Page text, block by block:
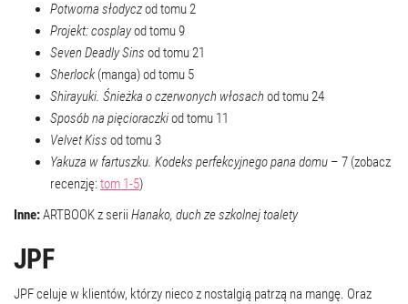
Potworna słodyczod tomu 2
Projekt: cosplayod tomu 9
Seven Deadly Sins od tomu 21
Sherlock(manga) od tomu 5
Shirayuki. Śnieżka o czerwonych włosach od tomu 24
Sposób na pięcioraczkiod tomu 11
Velvet Kiss od tomu 3
Yakuza w fartuszku. Kodeks perfekcyjnego pana domu – 7 (zobacz
recenzję:tom 1-5)
Inne:ARTBOOK z serii Hanako, duch ze szkolnej toalety
JPF
JPF celuje w klientów, którzy nieco z nostalgią patrzą na mangę. Oraz